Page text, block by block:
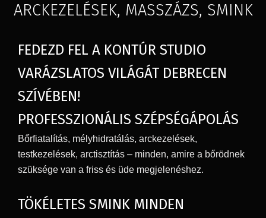
ARCKEZELÉSEK, MASSZÁZS, SMINK
FEDEZD FEL A KONTÚR STUDIO
VARÁZSLATOS VILÁGÁT DEBRECEN
SZÍVÉBEN!
PROFESSZIONÁLIS SZÉPSÉGÁPOLÁS
Bőrfiatalítás, mélyhidratálás, arckezelések,
testkezelések, arctisztítás – minden, amire a bőrödnek
szüksége van a friss és üde megjelenéshez.
TÖKÉLETES SMINK MINDEN